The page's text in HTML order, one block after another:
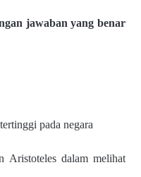
jawaban yang benar
pada negara
Aristoteles dalam melihat